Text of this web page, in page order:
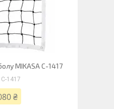
MIKASA C-1417
C-1417
₴